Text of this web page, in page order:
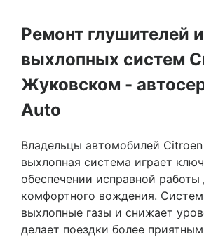
Ремонт глушителей и
выхлопных систем
Жуковском -
Auto
Владельцы автомобилей Citroen
выхлопная система играет
обеспечении исправной работы
комфортного вождения.
выхлопные газы и снижает
делает поездки более